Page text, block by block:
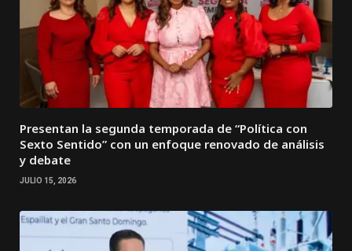
Presentan la segunda temporada de “Política con
Sexto Sentido” con un enfoque renovado de análisis
y debate
JULIO 15, 2026